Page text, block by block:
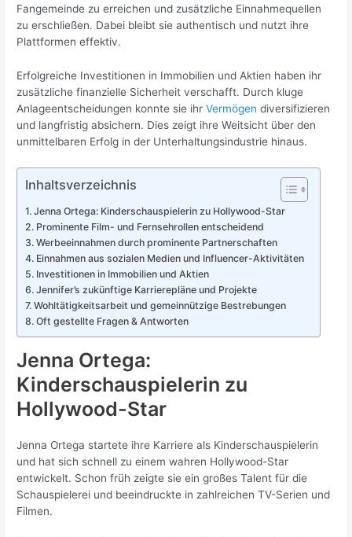
Fangemeinde zu erreichen und zusätzliche Einnahmequellen
zu erschließen. Dabei bleibt sie authentisch und nutzt ihre
Plattformen effektiv.
Erfolgreiche Investitionen in Immobilien und Aktien haben ihr
zusätzliche finanzielle Sicherheit verschafft. Durch kluge
Anlageentscheidungen konnte sie ihrVermögen diversifizieren
und langfristig absichern. Dies zeigt ihre Weitsicht über den
unmittelbaren Erfolg in der Unterhaltungsindustrie hinaus.
Inhaltsverzeichnis
Jenna Ortega: Kinderschauspielerin zu Hollywood-Star
Prominente Film- und Fernsehrollen entscheidend
Werbeeinnahmen durch prominente Partnerschaften
Einnahmen aus sozialen Medien und Influencer-Aktivitäten
Investitionen in Immobilien und Aktien
Jennifer’s zukünftige Karrierepläne und Projekte
Wohltätigkeitsarbeit und gemeinnützige Bestrebungen
Oft gestellte Fragen & Antworten
Jenna Ortega:
Kinderschauspielerin zu
Hollywood-Star
Jenna Ortega startete ihre Karriere als Kinderschauspielerin
und hat sich schnell zu einem wahren Hollywood-Star
entwickelt. Schon früh zeigte sie ein großes Talent für die
Schauspielerei und beeindruckte in zahlreichen TV-Serien und
Filmen.